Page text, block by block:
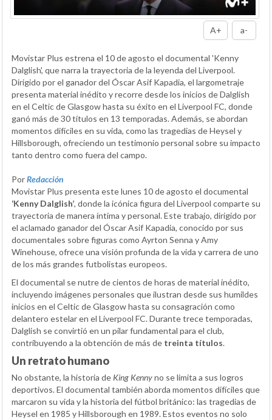
A+ a-
Movistar Plus estrena el 10 de agosto el documental 'Kenny
Dalglish', que narra la trayectoria de la leyenda del Liverpool.
Dirigido por el ganador del Óscar Asif Kapadia, el largometraje
presenta material inédito y recorre desde los inicios de Dalglish
en el Celtic de Glasgow hasta su éxito en el Liverpool FC, donde
ganó más de 30 títulos en 13 temporadas. Además, se abordan
momentos difíciles en su vida, como las tragedias de Heysel y
Hillsborough, ofreciendo un testimonio personal sobre su impacto
tanto dentro como fuera del campo.
PorRedacción
Movistar Plus presenta este lunes 10 de agosto el documental
‘Kenny Dalglish’, donde la icónica figura del Liverpool comparte su
trayectoria de manera íntima y personal. Este trabajo, dirigido por
el aclamado ganador del Óscar Asif Kapadia, conocido por sus
documentales sobre figuras como Ayrton Senna y Amy
Winehouse, ofrece una visión profunda de la vida y carrera de uno
de los más grandes futbolistas europeos.
El documental se nutre de cientos de horas de material inédito,
incluyendo imágenes personales que ilustran desde sus humildes
inicios en el Celtic de Glasgow hasta su consagración como
delantero estelar en el Liverpool FC. Durante trece temporadas,
Dalglish se convirtió en un pilar fundamental para el club,
contribuyendo a la obtención de más de treinta títulos.
Un retrato humano
No obstante, la historia de King Kennyno se limita a sus logros
deportivos. El documental también aborda momentos difíciles que
marcaron su vida y la historia del fútbol británico: las tragedias de
Heysel en 1985 y Hillsborough en 1989. Estos eventos no solo